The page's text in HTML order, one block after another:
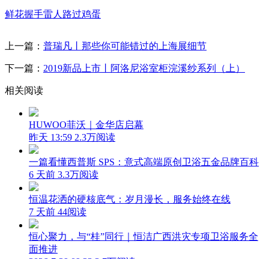
鲜花握手雷人 路过鸡蛋
上一篇： 普瑞凡丨那些你可能错过的上海展细节
下一篇： 2019新品上市丨阿洛尼浴室柜浣溪纱系列（上）
相关阅读
HUWOO菲沃｜金华店启幕
昨天 13:59 2.3万阅读
一篇看懂西普斯 SPS：意式高端原创卫浴五金品牌百科
6 天前 3.3万阅读
恒温花洒的硬核底气：岁月漫长，服务始终在线
7 天前 44阅读
恒心聚力，与“桂”同行｜恒洁广西洪灾专项卫浴服务全
面推进